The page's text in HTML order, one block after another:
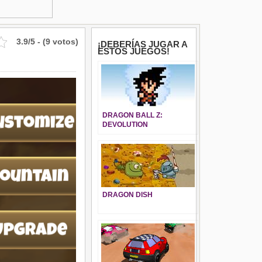
3.9/5 - (9 votos) ¡DEBERÍAS JUGAR A
ESTOS JUEGOS!
DRAGON BALL Z:
DEVOLUTION
DRAGON DISH